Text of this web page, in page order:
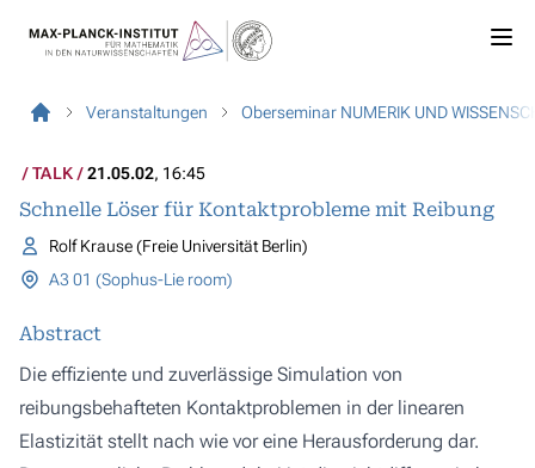
Veranstaltungen Oberseminar NUMERIK UND
TALK 21.05.02, 16:45
Schnelle Löser für Kontaktprobleme mit Reibung
Rolf Krause (Freie Universität Berlin)
A3 01 (Sophus-Lie room)
Abstract
Die effiziente und zuverlässige Simulation von
reibungsbehafteten Kontaktproblemen in der linearen
Elastizität stellt nach wie vor eine Herausforderung dar.